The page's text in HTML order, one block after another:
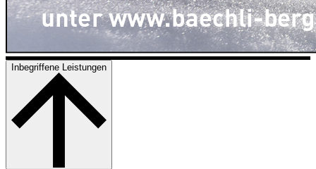
Inbegriffene Leistungen